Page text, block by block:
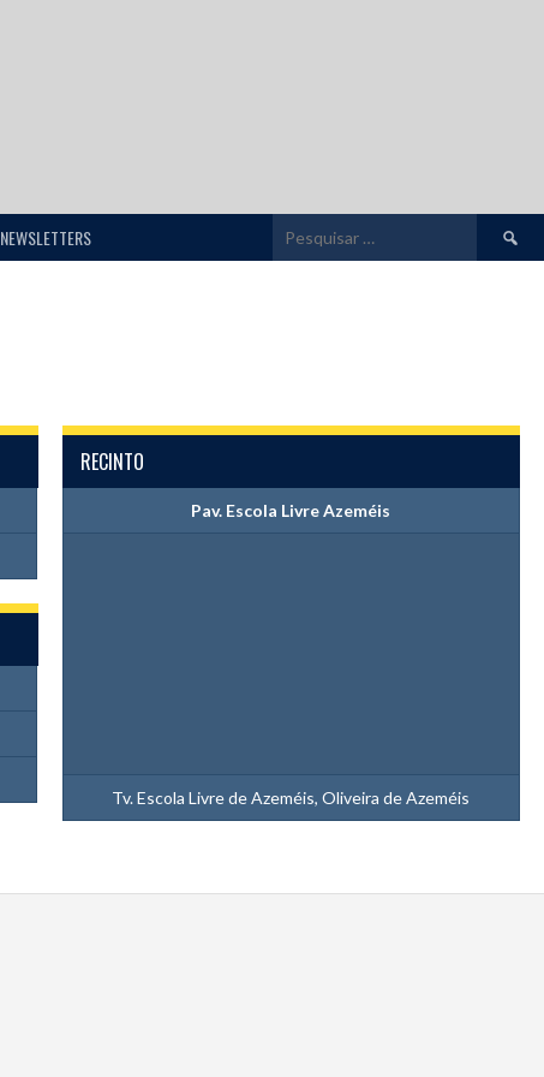
NEWSLETTERS
por:
RECINTO
Pav. Escola Livre Azeméis
Tv. Escola Livre de Azeméis, Oliveira de Azeméis